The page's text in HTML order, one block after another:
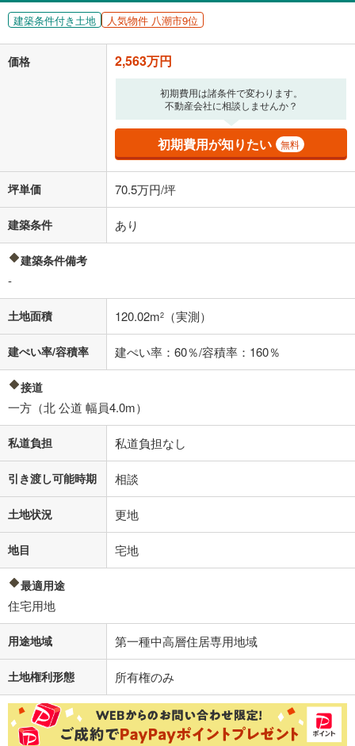
建築条件付き土地 人気物件 八潮市9位
価格 2,563万円
初期費用は諸条件で変わります。
不動産会社に相談しませんか？
初期費用が知りたい 無料
坪単価 70.5万円/坪
建築条件 あり
建築条件備考
-
土地面積 120.02m2 （実測）
建ぺい率/容積率 建ぺい率：60％/容積率：160％
接道
一方（北 公道 幅員4.0m）
私道負担 私道負担なし
引き渡し可能時期 相談
土地状況 更地
地目 宅地
最適用途
住宅用地
用途地域 第一種中高層住居専用地域
土地権利形態 所有権のみ